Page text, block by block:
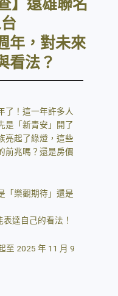
】遠雄聯名
年，對未來
看法？
了！這一年許多人
是「新青安」開了
亮起了綠燈，這些
前兆嗎？還是房價
「樂觀期待」還是
達自己的看法！
至 2025 年 11 月 9